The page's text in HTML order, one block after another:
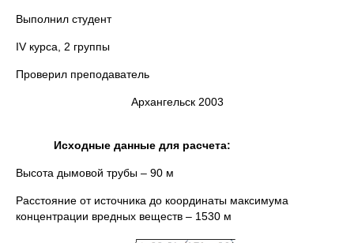
Выполнил студент
IV курса, 2 группы
Проверил преподаватель
Архангельск 2003
Исходные данные для расчета:
Высота дымовой трубы – 90 м
Расстояние от источника до координаты максимума
концентрации вредных веществ – 1530 м